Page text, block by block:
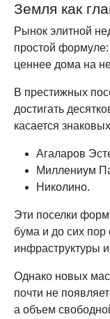
Земля как
Рынок элитной
простой формуле:
ценнее дома на
В престижных
достигать
касается
Агаларов
Миллениум
Николино.
Эти поселки
бума и до сих пор
инфраструктуры и
Однако новых
почти не
а объем